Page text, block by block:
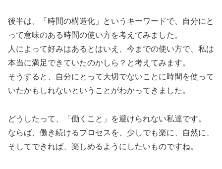
後半は、「時間の構造化」というキーワードで、自分にと
って意味のある時間の使い方を考えてみました。
人によって好みはあるとはいえ、今までの使い方で、私は
本当に満足できていたのかしら？と考えてみます。
そうすると、自分にとって大切でないことに時間を使って
いたかもしれないということがわかってきました。
どうしたって、「働くこと」を避けられない私達です。
ならば、働き続けるプロセスを、少しでも楽に、自然に、
そしてできれば、楽しめるようにしたいものですね。